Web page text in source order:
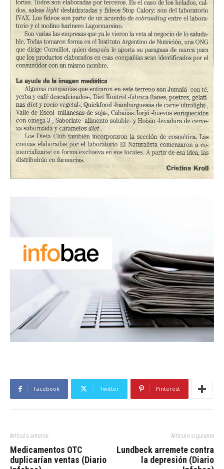
Facebook Twitter Pinterest
Artículo anterior
Medicamentos OTC
duplicarían ventas (Diario
Artículo siguiente
Lundbeck arremete contra
la depresión (Diario